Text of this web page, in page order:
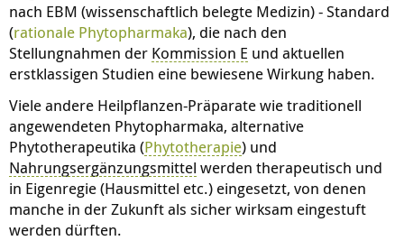
nach EBM (wissenschaftlich belegte Medizin) - Standard
(rationale Phytopharmaka), die nach den
Stellungnahmen der Kommission E und aktuellen
erstklassigen Studien eine bewiesene Wirkung haben.
Viele andere Heilpflanzen-Präparate wie traditionell
angewendeten Phytopharmaka, alternative
Phytotherapeutika (Phytotherapie) und
Nahrungsergänzungsmittel werden therapeutisch und
in Eigenregie (Hausmittel etc.) eingesetzt, von denen
manche in der Zukunft als sicher wirksam eingestuft
werden dürften.